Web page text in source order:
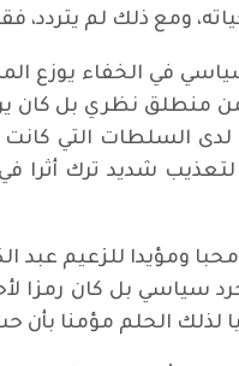
ومع ذلك لم يتردد،
في الخفاء يوزع
منطلق نظري بل كان
السلطات التي
وتعرض لتعذيب شديد
ومؤيدا للزعيم عبد
سياسي بل كان رمزا
الحلم مؤمنا بأن